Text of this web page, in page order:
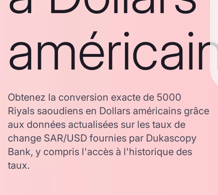
Obtenez la conversion exacte de 5000
Riyals saoudiens en Dollars américains grâce
aux données actualisées sur les taux de
change SAR/USD fournies par Dukascopy
Bank, y compris l'accès à l'historique des
taux.